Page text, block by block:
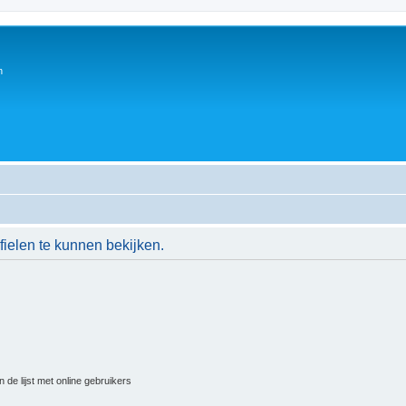
te kunnen bekijken.
de lijst met online gebruikers